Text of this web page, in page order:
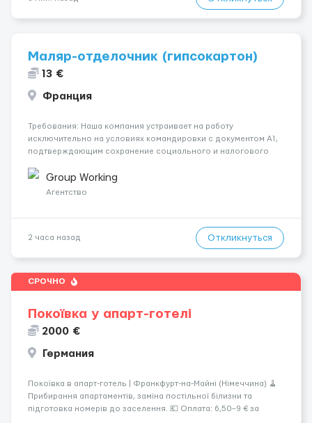
Маляр-отделочник (гипсокартон)
13 €
Франция
Требования: Наша компания устраивает на работу
исключительно на условиях командировки с документом A1,
подтверждающим сохранение социального и налогового
A1 могут получить граждане стран с упрощенным доступом к
рынку труда ЕС (Укра...
Group Working
Агентство
2 часа назад Откликнуться
СРОЧНО
Покоївка у апарт-готелі
2000 €
Германия
Покоївка в апарт-готель | Франкфурт-на-Майні (Німеччина) 🧹
Прибирання апартаментів, заміна постільної білизни та
підготовка номерів до заселення. 💶 Оплата: 6,50–9 € за